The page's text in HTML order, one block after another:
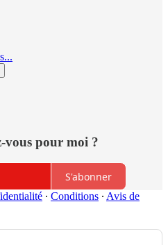
vous pour moi ?
S'abonner
∙ Conditions ∙ Avis de